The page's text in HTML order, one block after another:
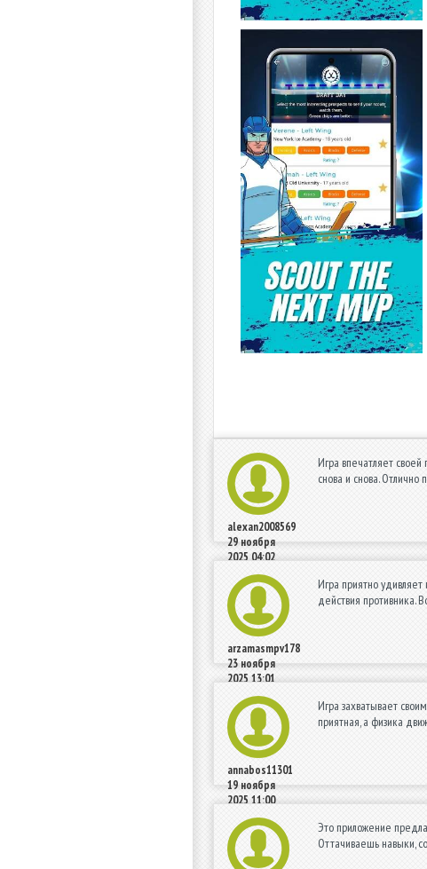
alexan2008569
29 ноября
2025 04:02
Игра впечатляет
снова и снова.
arzamasmpv178
23 ноября
2025 13:01
Игра приятно
действия противника.
annabos11301
19 ноября
2025 11:00
Игра захватывает
приятная, а физика
Это приложение
Оттачиваешь навыки,